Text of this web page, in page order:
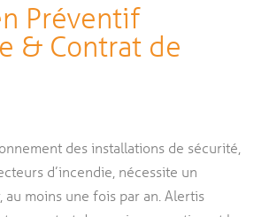
Préventif
& Contrat de
des installations de sécurité,
d’incendie, nécessite un
moins une fois par an. Alertis